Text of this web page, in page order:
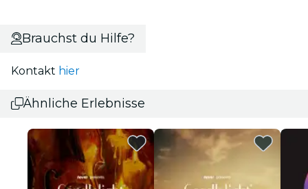
Brauchst du Hilfe?
Kontakt hier
Ähnliche Erlebnisse